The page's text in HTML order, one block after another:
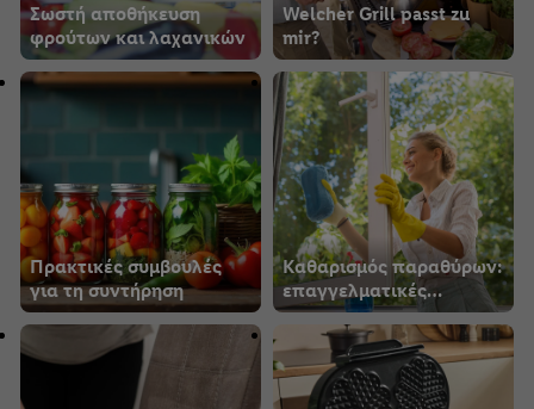
Σωστή αποθήκευση
φρούτων και λαχανικών
Welcher Grill passt zu
mir?
Πρακτικές συμβουλές
για τη συντήρηση
Καθαρισμός παραθύρων:
επαγγελματικές
συμβουλές